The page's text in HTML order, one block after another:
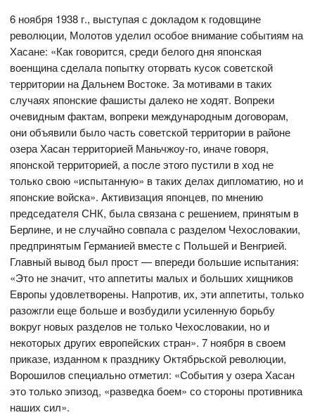
6 ноября 1938 г., выступая с докладом к годовщине
революции, Молотов уделил особое внимание событиям на
Хасане: «Как говорится, среди белого дня японская
военщина сделала попытку оторвать кусок советской
территории на Дальнем Востоке. За мотивами в таких
случаях японские фашисты далеко не ходят. Вопреки
очевидным фактам, вопреки международным договорам,
они объявили было часть советской территории в районе
озера Хасан территорией Маньчжоу-го, иначе говоря,
японской территорией, а после этого пустили в ход не
только свою «испытанную» в таких делах дипломатию, но и
японские войска». Активизация японцев, по мнению
председателя СНК, была связана с решением, принятым в
Берлине, и не случайно совпала с разделом Чехословакии,
предпринятым Германией вместе с Польшей и Венгрией.
Главный вывод был прост — впереди большие испытания:
«Это не значит, что аппетиты малых и больших хищников
Европы удовлетворены. Напротив, их, эти аппетиты, только
разожгли еще больше и возбудили усиленную борьбу
вокруг новых разделов не только Чехословакии, но и
некоторых других европейских стран». 7 ноября в своем
приказе, изданном к празднику Октябрьской революции,
Ворошилов специально отметил: «События у озера Хасан
это только эпизод, «разведка боем» со стороны противника
наших сил».